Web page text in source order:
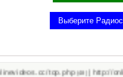
(48)|http://onlinevideos.cc/